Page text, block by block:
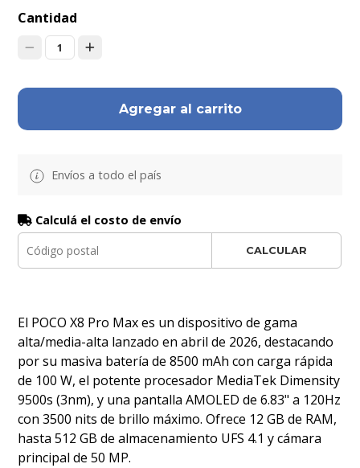
Cantidad
1
Agregar al carrito
Envíos a todo el país
Calculá el costo de envío
CALCULAR
El POCO X8 Pro Max es un dispositivo de gama
alta/media-alta lanzado en abril de 2026, destacando
por su masiva batería de 8500 mAh con carga rápida
de 100 W, el potente procesador MediaTek Dimensity
9500s (3nm), y una pantalla AMOLED de 6.83" a 120Hz
con 3500 nits de brillo máximo. Ofrece 12 GB de RAM,
hasta 512 GB de almacenamiento UFS 4.1 y cámara
principal de 50 MP.